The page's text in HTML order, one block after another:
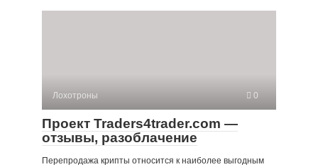
Лохотроны 0
Проект Traders4trader.com —
отзывы, разоблачение
Перепродажа крипты относится к наиболее выгодным